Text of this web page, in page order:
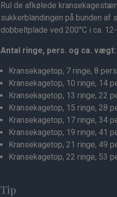
Rul de afkølede
sukkerblandingen på bunden
dobbeltplade ved 200°C i ca.
Antal ringe, pers. og ca. vægt:
Kransekagetop, 7 ringe, 8
Kransekagetop, 10 ringe, 14
Kransekagetop, 13 ringe, 22
Kransekagetop, 15 ringe, 28
Kransekagetop, 17 ringe, 34
Kransekagetop, 19 ringe, 41
Kransekagetop, 21 ringe, 49
Kransekagetop, 22 ringe, 53
Tip